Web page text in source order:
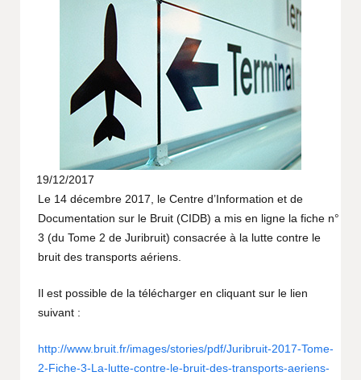
19/12/2017
Le 14 décembre 2017, le Centre d’Information et de
Documentation sur le Bruit (CIDB) a mis en ligne la fiche n°
3 (du Tome 2 de Juribruit) consacrée à la lutte contre le
bruit des transports aériens.
Il est possible de la télécharger en cliquant sur le lien
suivant :
http://www.bruit.fr/images/stories/pdf/Juribruit-2017-Tome-
2-Fiche-3-La-lutte-contre-le-bruit-des-transports-aeriens-